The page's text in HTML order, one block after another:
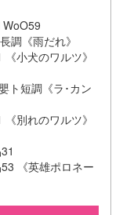
調《雨だれ》
小犬のワルツ》
ト短調《ラ･カン
別れのワルツ》
《英雄ポロネー